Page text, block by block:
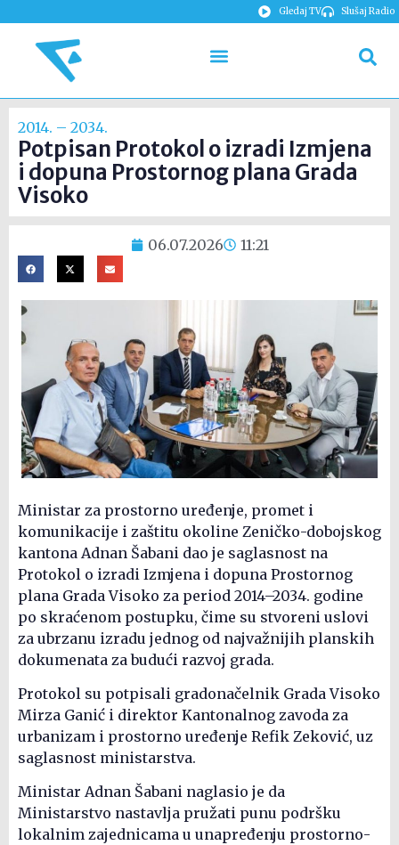
Gledaj TV Slušaj Radio
2014. – 2034.
Potpisan Protokol o izradi Izmjena
i dopuna Prostornog plana Grada
Visoko
06.07.2026 11:21
Ministar za prostorno uređenje, promet i
komunikacije i zaštitu okoline Zeničko-dobojskog
kantona Adnan Šabani dao je saglasnost na
Protokol o izradi Izmjena i dopuna Prostornog
plana Grada Visoko za period 2014–2034. godine
po skraćenom postupku, čime su stvoreni uslovi
za ubrzanu izradu jednog od najvažnijih planskih
dokumenata za budući razvoj grada.
Protokol su potpisali gradonačelnik Grada Visoko
Mirza Ganić i direktor Kantonalnog zavoda za
urbanizam i prostorno uređenje Refik Zeković, uz
saglasnost ministarstva.
Ministar Adnan Šabani naglasio je da
Ministarstvo nastavlja pružati punu podršku
lokalnim zajednicama u unapređenju prostorno-